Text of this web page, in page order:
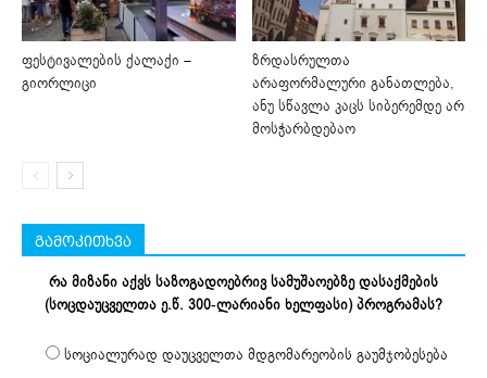
ფესტივალების ქალაქი –
გიორლიცი
ზრდასრულთა
არაფორმალური განათლება,
ანუ სწავლა კაცს სიბერემდე არ
მოსჭარბდებაო
გამოკითხვა
რა მიზანი აქვს საზოგადოებრივ სამუშაოებზე დასაქმების
(სოცდაუცველთა ე.წ. 300-ლარიანი ხელფასი) პროგრამას?
სოციალურად დაუცველთა მდგომარეობის გაუმჯობესება